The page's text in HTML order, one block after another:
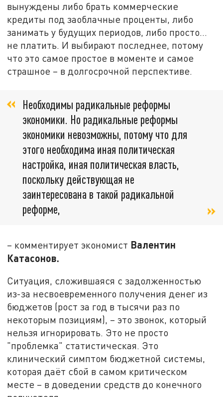
вынуждены либо брать коммерческие
кредиты под заоблачные проценты, либо
занимать у будущих периодов, либо просто…
не платить. И выбирают последнее, потому
что это самое простое в моменте и самое
страшное – в долгосрочной перспективе.
Необходимы радикальные реформы
экономики. Но радикальные реформы
экономики невозможны, потому что для
этого необходима иная политическая
настройка, иная политическая власть,
поскольку действующая не
заинтересована в такой радикальной
реформе,
– комментирует экономист Валентин
Катасонов.
Ситуация, сложившаяся с задолженностью
из-за несвоевременного получения денег из
бюджетов (рост за год в тысячи раз по
некоторым позициям), – это звонок, который
нельзя игнорировать. Это не просто
"проблемка" статистическая. Это
клинический симптом бюджетной системы,
которая даёт сбой в самом критическом
месте – в доведении средств до конечного